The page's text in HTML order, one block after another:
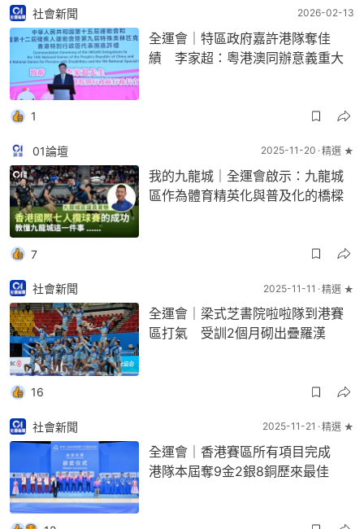
社會新聞 2026-02-13
全運會｜特區政府嘉許港隊奪佳
績 李家超：粵港澳同辦意義重大
1
01論壇 2025-11-20 精選 ★
我的九龍城｜全運會啟示：九龍城
區作為體育精英化與普及化的橋樑
7
社會新聞 2025-11-11 精選 ★
全運會｜梁式芝書院啦啦隊到港賽
區打氣 受訓2個月砌出疊羅漢
16
社會新聞 2025-11-21 精選 ★
全運會｜香港賽區所有項目完成
港隊本屆奪9金2銀8銅歷來最佳